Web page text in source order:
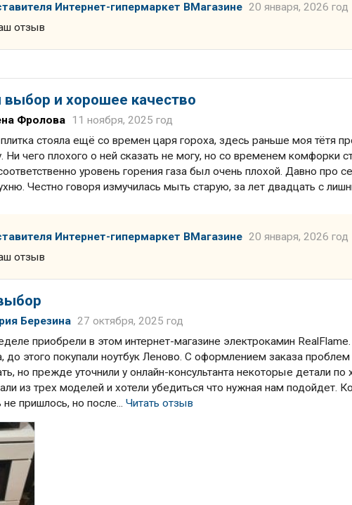
Интернет-гипермаркет ВМагазине 20 января, 2026 год
отзыв
и хорошее качество
Фролова
11 ноября, 2025 год
плитка стояла ещё со времен царя гороха, здесь раньше моя тётя
Ни чего плохого о ней сказать не могу, но со временем комфорки
уровень горения газа был очень плохой. Давно про
Честно говоря измучилась мыть старую, за лет двадцать с
Интернет-гипермаркет ВМагазине 20 января, 2026 год
отзыв
Березина 27 октября, 2025 год
приобрели в этом интернет-магазине электрокамин
до этого покупали ноутбук Леново. С оформлением заказа
но прежде уточнили у онлайн-консультанта некоторые детали по
из трех моделей и хотели убедиться что нужная нам подойдет.
пришлось, но после...Читать отзыв